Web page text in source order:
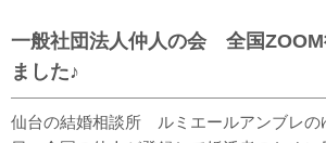
一般社団法人仲人の会 全国ZOOM
ました♪
仙台の結婚相談所 ルミエールアンブレの